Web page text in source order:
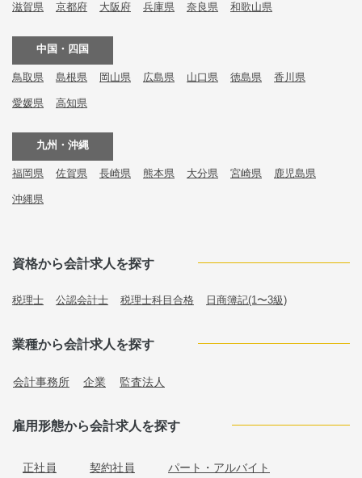
滋賀県 京都府 大阪府 兵庫県 奈良県 和歌山県
中国・四国
鳥取県 島根県 岡山県 広島県 山口県 徳島県 香川県
愛媛県 高知県
九州・沖縄
福岡県 佐賀県 長崎県 熊本県 大分県 宮崎県 鹿児島県
沖縄県
資格から会計求人を探す
税理士 公認会計士 税理士科目合格 日商簿記(1〜3級)
業種から会計求人を探す
会計事務所 企業 監査法人
雇用形態から会計求人を探す
正社員 契約社員 パート・アルバイト